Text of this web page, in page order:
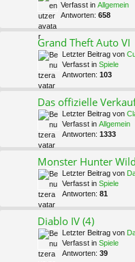
Verfasst in Allgemein
Antworten: 658
Grand Theft Auto VI
Letzter Beitrag von
Verfasst in Spiele
Antworten: 103
Das offizielle
Letzter Beitrag von
Verfasst in Allgemein
Antworten: 1333
Monster Hunter
Letzter Beitrag von
Verfasst in Spiele
Antworten: 81
Diablo IV (4)
Letzter Beitrag von
Verfasst in Spiele
Antworten: 39